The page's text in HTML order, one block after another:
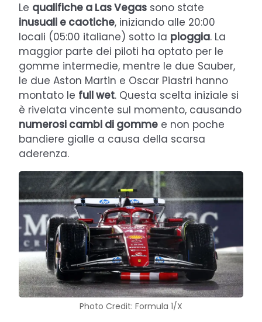
Le qualifiche a Las Vegas sono state
inusuali e caotiche, iniziando alle 20:00
locali (05:00 italiane) sotto la pioggia. La
maggior parte dei piloti ha optato per le
gomme intermedie, mentre le due Sauber,
le due Aston Martin e Oscar Piastri hanno
montato le full wet. Questa scelta iniziale si
è rivelata vincente sul momento, causando
numerosi cambi di gomme e non poche
bandiere gialle a causa della scarsa
aderenza.
Photo Credit: Formula 1/X